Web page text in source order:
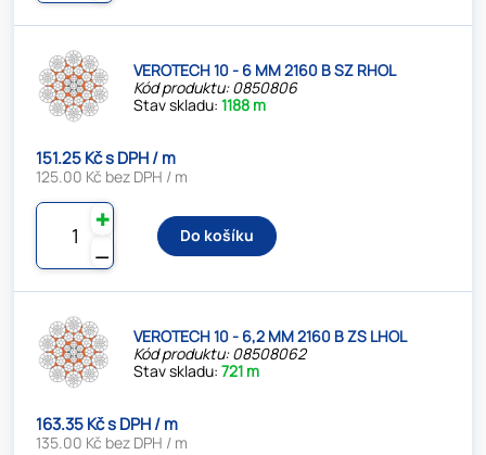
VEROTECH 10 - 6 MM 2160 B SZ RHOL
Kód produktu: 0850806
Stav skladu:1188 m
151.25 Kč s DPH / m
125.00 Kč bez DPH / m
⚊
✚
Do košíku
VEROTECH 10 - 6,2 MM 2160 B ZS LHOL
Kód produktu: 08508062
Stav skladu:721 m
163.35 Kč s DPH / m
135.00 Kč bez DPH / m